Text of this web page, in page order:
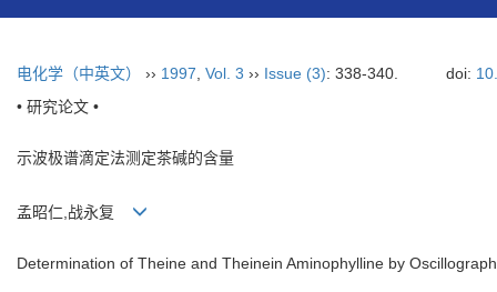
电化学（中英文） ›› 1997 Vol. 3 ›› Issue (3): 338-340. doi:
• 研究论文 •
示波极谱滴定法测定茶碱的含量
孟昭仁,战永复
Determination of Theine and Theinein Aminophylline by